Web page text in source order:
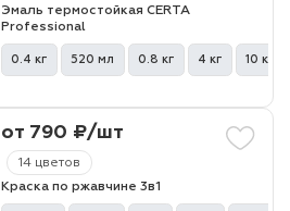
Эмаль термостойкая CERTA
Professional
0.4 кг 520 мл 0.8 кг 4 кг 10 кг
14 цветов
от 790 ₽/шт
Краска по ржавчине 3в1